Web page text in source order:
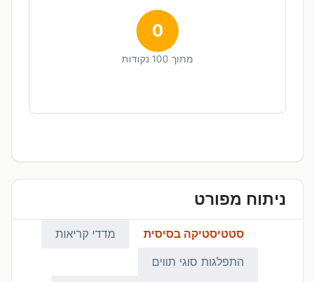
0
מתוך 100 נקודות
ניתוח מפורט
סטטיסטיקה בסיסית
מדדי קריאות
התפלגות סוגי תווים